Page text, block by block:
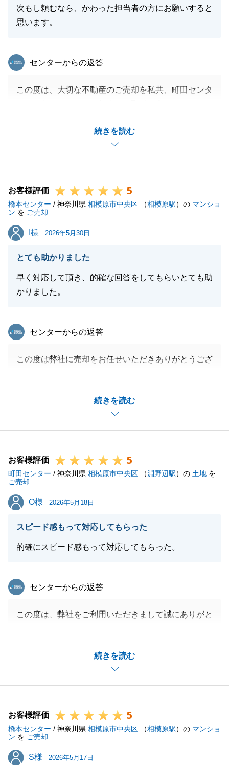
次もし頼むなら、かわった担当者の方にお願いすると
思います。
続きを読む
東急リバブル
センターからの返答
この度は、大切な不動産のご売却を私共、町田センタ
途中で担当者が交代したことにより、ご不安な思いを
おかけしてしまい、誠に申し訳ございませんでした。
そのような中でも、引き継ぎ後の対応に対して温かい
お気持ちをお寄せいただけたことは、営業担当として
これ以上ない喜びであり、胸がいっぱいになる思いで
ございます。
お客様が安心して大事なお手続きを進められるよう、
いが伝わりホッとされたと伺えて大変光栄に思ってお
ります。
今回いただいたご期待に今後も十分お応えできるよ
また何かお困り事がございましたら、いつでもお気軽
今後とも、末永いお付き合いをよろしくお願い申し上
お客様評価 5
橋本センター / 神奈川県 相模原市中央区 （相模原駅）の マンショ
ン を ご売却
I様
I様 2026年5月30日
とても助かりました
早く対応して頂き、的確な回答をしてもらいとても助
かりました。
続きを読む
東急リバブル
センターからの返答
この度は弊社に売却をお任せいただきありがとうござ
たが、I様の多大なるご尽力のおかげで無事にご決済
を迎えることができました。
重ねて御礼申し上げます。
今後もお気軽にご連絡を頂ければ幸いでございます。
引き続き宜しくお願い致します。
お客様評価 5
町田センター / 神奈川県 相模原市中央区 （淵野辺駅）の 土地 を
ご売却
O様
O様 2026年5月18日
スピード感もって対応してもらった
的確にスピード感もって対応してもらった。
続きを読む
東急リバブル
センターからの返答
この度は、弊社をご利用いただきまして誠にありがと
いでき、_またお役にたてたこと大変光栄でございま
契約後から引渡しまでの間で計画が変更となってしま
おります。
そのおかげもあり、無事にお引渡しを迎えることがで
きました。_
今後もお困りのことがございましたら、お気軽にご連
お客様評価 5
橋本センター / 神奈川県 相模原市中央区 （相模原駅）の マンショ
ン を ご売却
S様
S様 2026年5月17日